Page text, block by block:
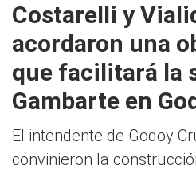
Costarelli y
acordaron una
que facilitará la
Gambarte en
El intendente de Godoy
convinieron la